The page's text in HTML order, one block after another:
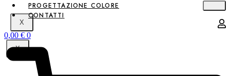
X
PROGETTAZIONE COLORE
CONTATTI
X
0,00 € 0